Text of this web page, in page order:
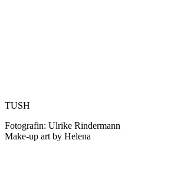
TUSH
Fotografin: Ulrike Rindermann
Make-up art by Helena